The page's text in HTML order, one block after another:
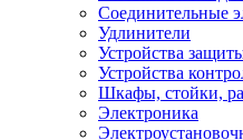
Соединительные
Удлинители
Устройства
Устройства
Шкафы, стойки,
Электроника